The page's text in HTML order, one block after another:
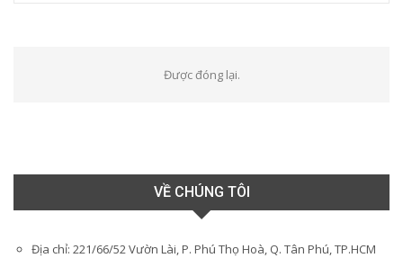
Được đóng lại.
VỀ CHÚNG TÔI
Địa chỉ: 221/66/52 Vườn Lài, P. Phú Thọ Hoà, Q. Tân Phú, TP.HCM